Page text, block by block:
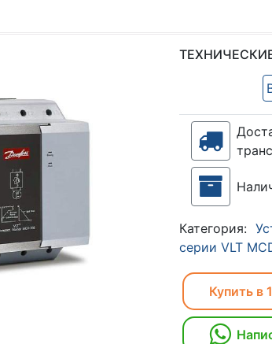
Категория:
серии VLT
Купить в